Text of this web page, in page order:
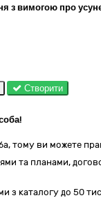
з вимогою про
Створити
тому ви можете
та планами,
з каталогу до 50